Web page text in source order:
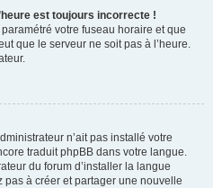
est toujours incorrecte !
votre fuseau horaire et que
que le serveur ne soit pas à l’heure.
n’ait pas installé votre
traduit phpBB dans votre langue.
du forum d’installer la langue
pas à créer et partager une nouvelle